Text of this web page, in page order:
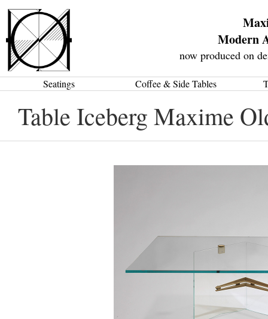
Modern
now produced on
Seatings Coffee & Side Tables
Table Iceberg Maxime